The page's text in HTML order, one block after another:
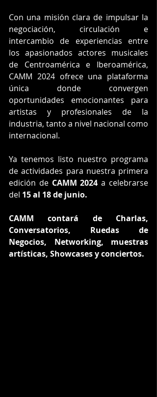
Con una misión clara de impulsar la
negociación, circulación e
intercambio de experiencias entre
los apasionados actores musicales
de Centroamérica e Iberoamérica,
CAMM 2024 ofrece una plataforma
única donde convergen
oportunidades emocionantes para
artistas y profesionales de la
industria, tanto a nivel nacional como
internacional.
Ya tenemos listo nuestro programa
de actividades para nuestra primera
edición de CAMM 2024 a celebrarse
del 15 al 18 de junio.
CAMM contará de Charlas,
Conversatorios, Ruedas de
Negocios, Networking, muestras
artísticas, Showcases y conciertos.